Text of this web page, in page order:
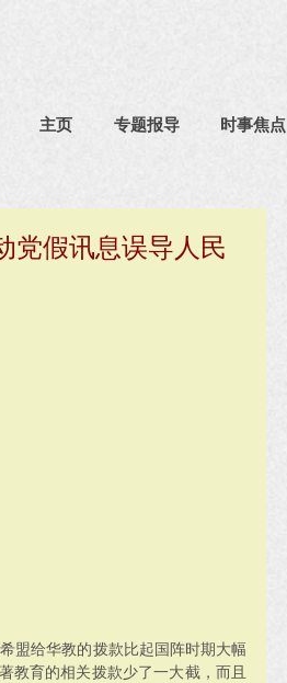
主页 专题报导 时事焦点
党假讯息误导人民
盟给华教的拨款比起国阵时期大幅
教育的相关拨款少了一大截，而且